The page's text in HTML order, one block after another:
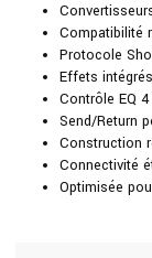
Compatibilité
Protocole
Effets
Contrôle EQ
Send/Return
Construction
Connectivité
Optimisée